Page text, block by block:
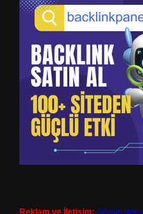
Reklam ve İletişim: Skype: